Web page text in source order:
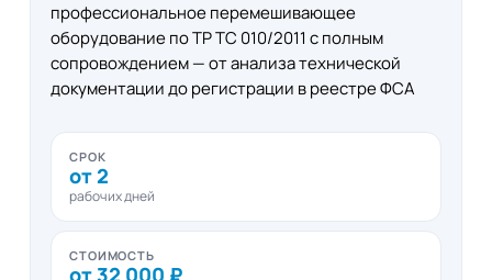
профессиональное перемешивающее
оборудование по ТР ТС 010/2011 с полным
сопровождением — от анализа технической
документации до регистрации в реестре ФСА
СРОК
от 2
рабочих дней
СТОИМОСТЬ
от 32 000 ₽